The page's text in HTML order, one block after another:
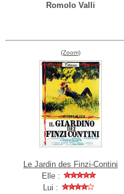
Romolo Valli
(Zoom)
Le Jardin des Finzi-Contini
Elle :
Lui :